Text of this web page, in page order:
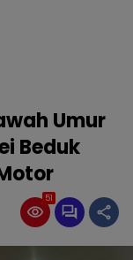
Umur
Beduk
51